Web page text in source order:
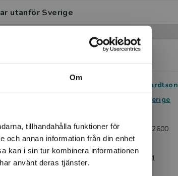
Om
tillhandahålla funktioner för
och annan information från din enhet
kan i sin tur kombinera informationen
använt deras tjänster.
via
utanför Sverige
att
Eva Bernhardtson
Lätt om Sverige
ISBN:
9789179712600
Utgivningsår:
2021
Artikelnummer:
46863-EB01